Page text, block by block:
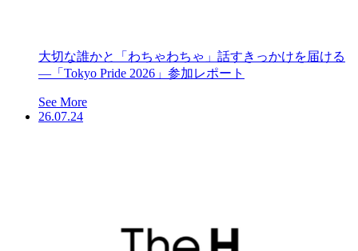
大切な誰かと「わちゃわちゃ」話すきっかけを届ける
―「Tokyo Pride 2026」参加レポート
See More
26.07.24